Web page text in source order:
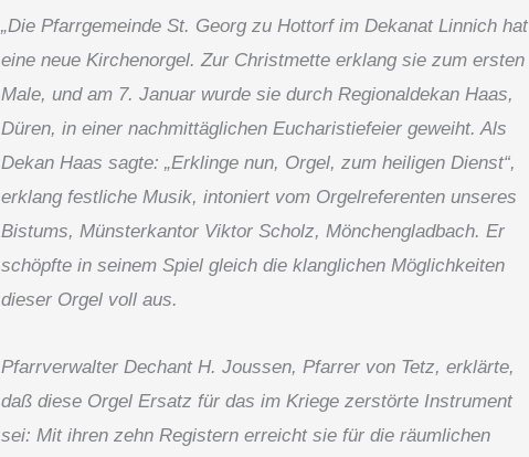
„Die Pfarrgemeinde St. Georg zu Hottorf im Dekanat Linnich hat
eine neue Kirchenorgel. Zur Christmette erklang sie zum ersten
Male, und am 7. Ja­nuar wurde sie durch Regio­naldekan Haas,
Düren, in ei­ner nachmittäglichen Eucharistiefeier geweiht. Als
Dekan Haas sagte: „Erklinge nun, Orgel, zum heiligen Dienst“,
erklang festliche Musik, into­niert vom Orgelreferenten un­seres
Bistums, Münsterkantor Viktor Scholz, Mönchengladbach. Er
schöpfte in seinem Spiel gleich die klanglichen Möglichkeiten
dieser Orgel voll aus.
Pfarrverwalter Dechant H. Joussen, Pfarrer von Tetz, er­klärte,
daß diese Orgel Ersatz für das im Kriege zerstörte In­strument
sei: Mit ihren zehn Registern erreicht sie für die räumlichen